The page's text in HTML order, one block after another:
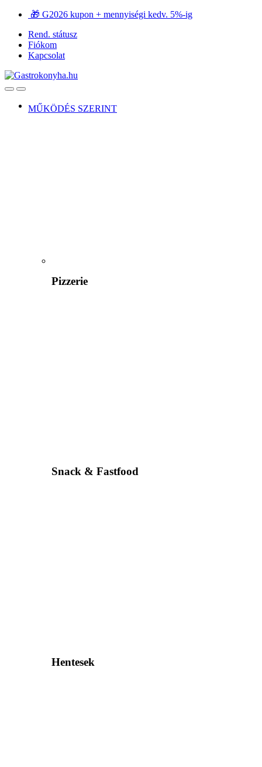
Ugrás
navigációhoz
Ugrás
tartalomra
🎁 G2026 kupon + mennyiségi kedv. 5%-ig
Rend. státusz
Fiókom
Kapcsolat
OpenClose
MŰKÖDÉS SZERINT
Pizzerie
Snack & Fastfood
Hentesek